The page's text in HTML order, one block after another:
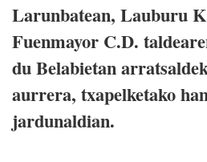
Larunbatean, Lauburu
Fuenmayor C.D.
du Belabietan
aurrera, txapelketako
jardunaldian.